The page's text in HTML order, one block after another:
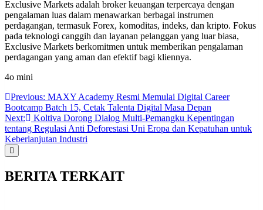
Exclusive Markets adalah broker keuangan terpercaya dengan
pengalaman luas dalam menawarkan berbagai instrumen
perdagangan, termasuk Forex, komoditas, indeks, dan kripto. Fokus
pada teknologi canggih dan layanan pelanggan yang luar biasa,
Exclusive Markets berkomitmen untuk memberikan pengalaman
perdagangan yang aman dan efektif bagi kliennya.
4o mini
Post
navigation
Previous: MAXY Academy Resmi Memulai Digital Career
Bootcamp Batch 15, Cetak Talenta Digital Masa Depan
Next:
Koltiva Dorong Dialog Multi-Pemangku Kepentingan
tentang Regulasi Anti Deforestasi Uni Eropa dan Kepatuhan untuk
Keberlanjutan Industri
BERITA TERKAIT